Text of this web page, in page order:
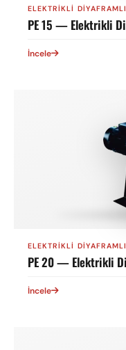
ELEKTRIKLI
PE 15 — Elektrikli
İncele
ELEKTRIKLI
PE 20 — Elektrikli
İncele